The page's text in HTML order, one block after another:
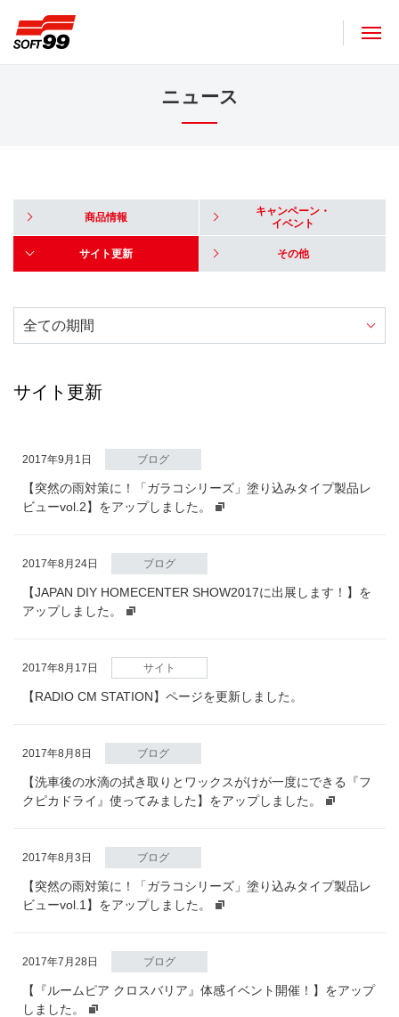
ニュース
商品情報
キャンペーン・
イベント
サイト更新 その他
サイト更新
2017年9月1日 ブログ
【突然の雨対策に！「ガラコシリーズ」塗り込みタイプ製品レ
ビューvol.2】をアップしました。
2017年8月24日 ブログ
【JAPAN DIY HOMECENTER SHOW2017に出展します！】を
アップしました。
2017年8月17日 サイト
【RADIO CM STATION】ページを更新しました。
2017年8月8日 ブログ
【洗車後の水滴の拭き取りとワックスがけが一度にできる『フ
クピカドライ』使ってみました】をアップしました。
2017年8月3日 ブログ
【突然の雨対策に！「ガラコシリーズ」塗り込みタイプ製品レ
ビューvol.1】をアップしました。
2017年7月28日 ブログ
【『ルームピア クロスバリア』体感イベント開催！】をアップ
しました。